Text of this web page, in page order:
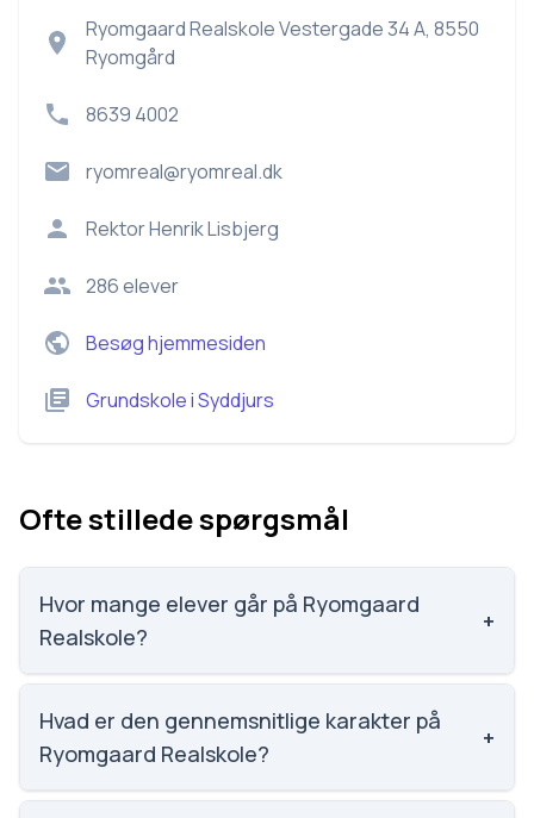
Ryomgaard Realskole Vestergade 34 A, 8550
Ryomgård
8639 4002
ryomreal@ryomreal.dk
RektorHenrik Lisbjerg
286elever
Besøg hjemmesiden
GrundskoleiSyddjurs
Ofte stillede spørgsmål
Hvor mange elever går på Ryomgaard
Realskole?
+
Ryomgaard Realskole har 286 elever, hvilket gør den
til nummer 960 ud af 3143 skoler.
Hvad er den gennemsnitlige karakter på
Ryomgaard Realskole?
+
Karaktergennemsnittet på Ryomgaard Realskole er